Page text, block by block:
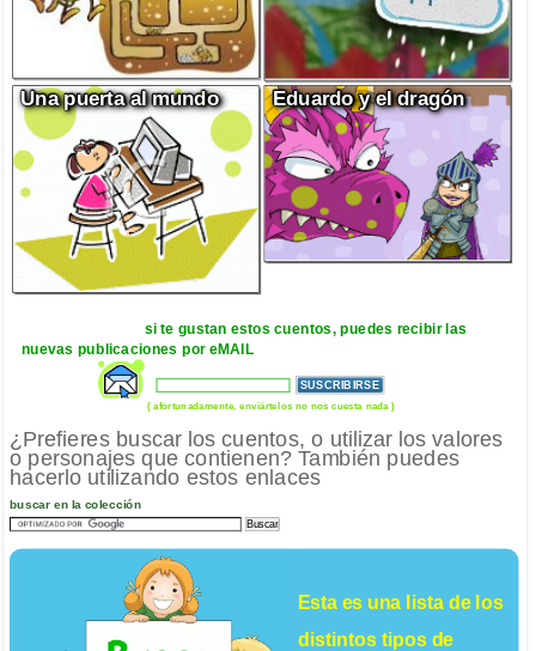
Una puerta al mundo Eduardo y el dragón
si te gustan estos cuentos, puedes recibir las
nuevas publicaciones por eMAIL
( afortunadamente, enviártelos no nos cuesta nada )
¿Prefieres buscar los cuentos, o utilizar los valores
o personajes que contienen? También puedes
hacerlo utilizando estos enlaces
buscar en la colección
Esta es una lista de los
distintos tipos de